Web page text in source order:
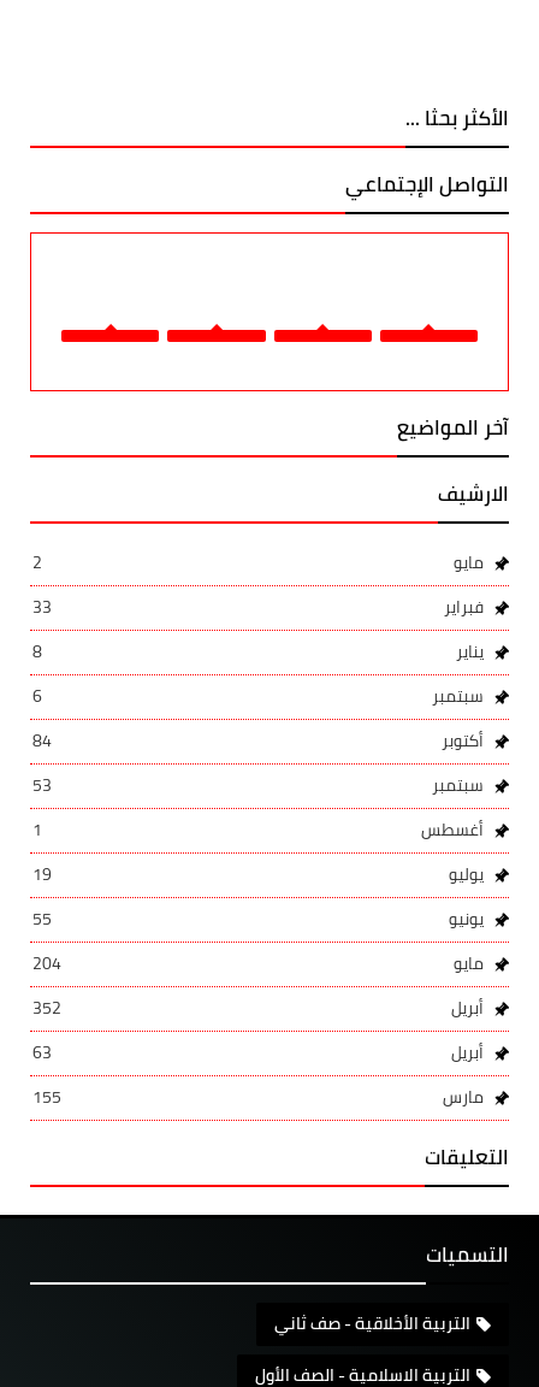
الأكثر بحثا ...
التواصل الإجتماعي
آخر المواضيع
الارشيف
مايو
2
فبراير
33
يناير
8
سبتمبر
6
أكتوبر
84
سبتمبر
53
أغسطس
1
يوليو
19
يونيو
55
مايو
204
أبريل
352
أبريل
63
مارس
155
التعليقات
التسميات
التربية الأخلاقية - صف ثاني
التربية الاسلامية - الصف الأول